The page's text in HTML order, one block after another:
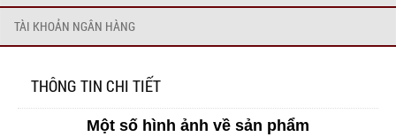
TÀI KHOẢN NGÂN HÀNG
THÔNG TIN CHI TIẾT
Một số hình ảnh về sản phẩm